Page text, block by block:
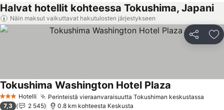
Halvat hotellit kohteessa Tokushima, Japani
Näin maksut vaikuttavat hakutulosten järjestykseen
Jaa
3 Tähtiluokitus
Hotelli Perinteistä vieraanvaraisuutta Tokushiman keskustassa
Tokushima Washington Hotel Plaza
7,3 2 545 0.8 km kohteesta Keskusta